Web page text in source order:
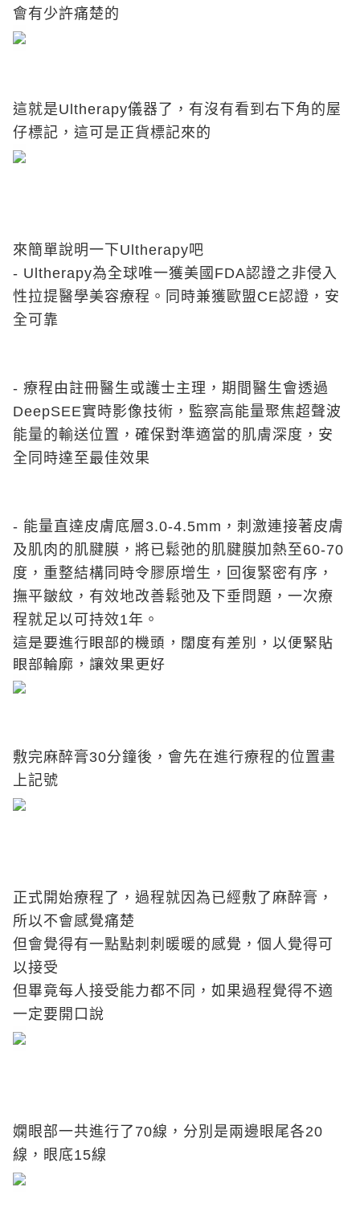
會有少許痛楚的
這就是Ultherapy儀器了，有沒有看到右下角的屋
仔標記，這可是正貨標記來的
來簡單說明一下Ultherapy吧
- Ultherapy為全球唯一獲美國FDA認證之非侵入
性拉提醫學美容療程。同時兼獲歐盟CE認證，安
全可靠
- 療程由註冊醫生或護士主理，期間醫生會透過
DeepSEE實時影像技術，監察高能量聚焦超聲波
能量的輸送位置，確保對準適當的肌膚深度，安
全同時達至最佳效果
- 能量直達皮膚底層3.0-4.5mm，刺激連接著皮膚
及肌肉的肌腱膜，將已鬆弛的肌腱膜加熱至60-70
度，重整結構同時令膠原增生，回復緊密有序，
撫平皺紋，有效地改善鬆弛及下垂問題，一次療
程就足以可持效1年。
這是要進行眼部的機頭，闊度有差別，以便緊貼
眼部輪廓，讓效果更好
敷完麻醉膏30分鐘後，會先在進行療程的位置畫
上記號
正式開始療程了，過程就因為已經敷了麻醉膏，
所以不會感覺痛楚
但會覺得有一點點刺刺暖暖的感覺，個人覺得可
以接受
但畢竟每人接受能力都不同，如果過程覺得不適
一定要開口說
嫻眼部一共進行了70線，分別是兩邊眼尾各20
線，眼底15線